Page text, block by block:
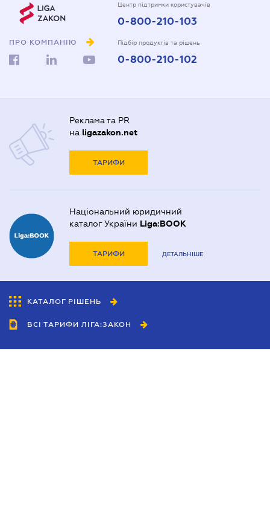
ПРО КОМПАНІЮ
Центр підтримки користувачів
0-800-210-103
Підбір продуктів та рішень
0-800-210-102
Реклама та PR
на ligazakon.net
ТАРИФИ
Національний юридичний
каталог України Liga:BOOK
ТАРИФИ ДЕТАЛЬНІШЕ
КАТАЛОГ РІШЕНЬ
ВСІ ТАРИФИ ЛІГА:ЗАКОН